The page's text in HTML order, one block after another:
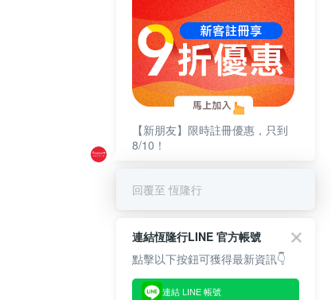
【新朋友】限時註冊優惠，只到
8/10！
回覆至 恆隆行
連結恆隆行LINE 官方帳號
點擊以下按鈕可獲得最新資訊👇
連結 LINE 帳號